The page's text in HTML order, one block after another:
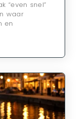
“even snel”
waar
en